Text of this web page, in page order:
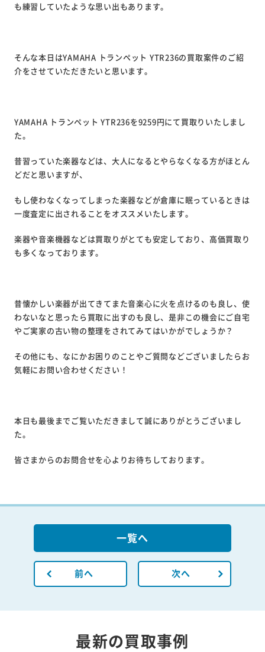
も練習していたような思い出もあります。
そんな本日はYAMAHA トランペット YTR236の買取案件のご紹
介をさせていただきたいと思います。
YAMAHA トランペット YTR236を9259円にて買取りいたしまし
た。
昔習っていた楽器などは、大人になるとやらなくなる方がほとん
どだと思いますが、
もし使わなくなってしまった楽器などが倉庫に眠っているときは
一度査定に出されることをオススメいたします。
楽器や音楽機器などは買取りがとても安定しており、高価買取り
も多くなっております。
昔懐かしい楽器が出てきてまた音楽心に火を点けるのも良し、使
わないなと思ったら買取に出すのも良し、是非この機会にご自宅
やご実家の古い物の整理をされてみてはいかがでしょうか？
その他にも、なにかお困りのことやご質問などございましたらお
気軽にお問い合わせください！
本日も最後までご覧いただきまして誠にありがとうございまし
た。
皆さまからのお問合せを心よりお待ちしております。
前へ
一覧へ
次へ
最新の買取事例